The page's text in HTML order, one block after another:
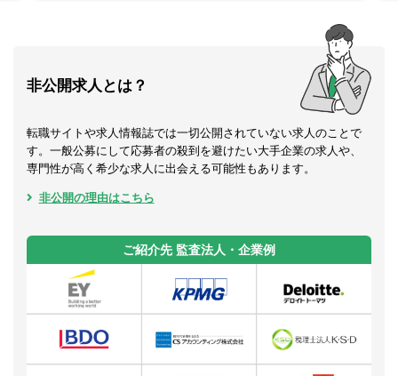
非公開求人とは？
転職サイトや求人情報誌では一切公開されていない求人のことで
す。一般公募にして応募者の殺到を避けたい大手企業の求人や、
専門性が高く希少な求人に出会える可能性もあります。
非公開の理由はこちら
ご紹介先 監査法人・企業例